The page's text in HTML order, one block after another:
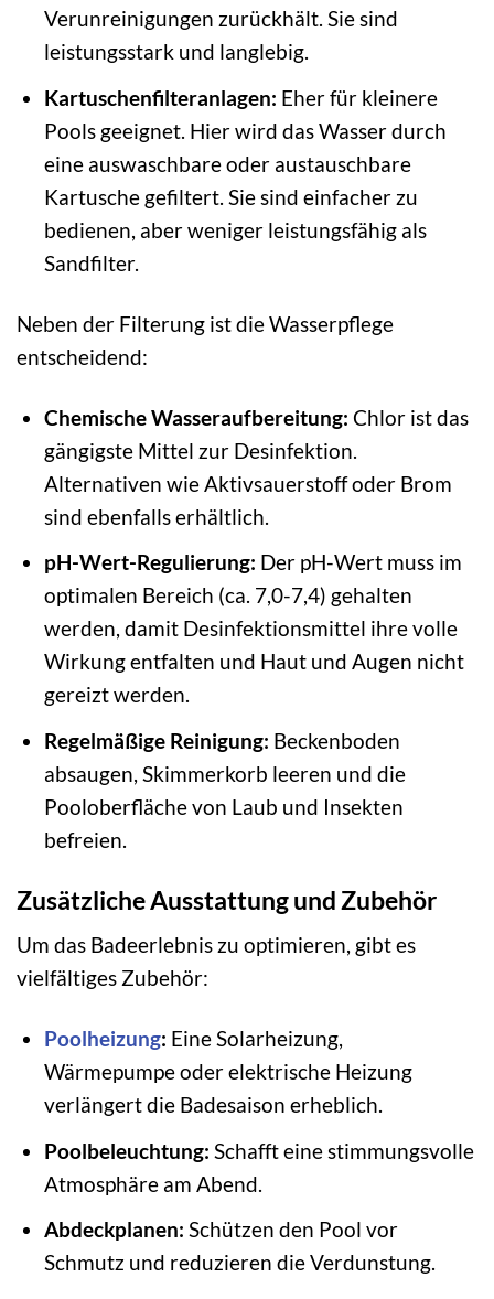
Verunreinigungen zurückhält. Sie sind
leistungsstark und langlebig.
Kartuschenfilteranlagen: Eher für kleinere
Pools geeignet. Hier wird das Wasser durch
eine auswaschbare oder austauschbare
Kartusche gefiltert. Sie sind einfacher zu
bedienen, aber weniger leistungsfähig als
Sandfilter.
Neben der Filterung ist die Wasserpflege
entscheidend:
Chemische Wasseraufbereitung: Chlor ist das
gängigste Mittel zur Desinfektion.
Alternativen wie Aktivsauerstoff oder Brom
sind ebenfalls erhältlich.
pH-Wert-Regulierung: Der pH-Wert muss im
optimalen Bereich (ca. 7,0-7,4) gehalten
werden, damit Desinfektionsmittel ihre volle
Wirkung entfalten und Haut und Augen nicht
gereizt werden.
Regelmäßige Reinigung: Beckenboden
absaugen, Skimmerkorb leeren und die
Pooloberfläche von Laub und Insekten
befreien.
Zusätzliche Ausstattung und Zubehör
Um das Badeerlebnis zu optimieren, gibt es
vielfältiges Zubehör:
Poolheizung: Eine Solarheizung,
Wärmepumpe oder elektrische Heizung
verlängert die Badesaison erheblich.
Poolbeleuchtung: Schafft eine stimmungsvolle
Atmosphäre am Abend.
Abdeckplanen: Schützen den Pool vor
Schmutz und reduzieren die Verdunstung.